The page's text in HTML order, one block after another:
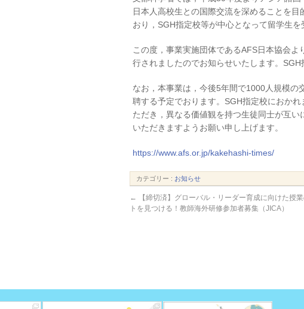
日本人高校生との国際交流を深めることを
おり，SGH指定校等が中心となって留学生を
この度，事業実施団体であるAFS日本協会
行されましたのでお知らせいたします。
なお，本事業は，今後5年間で1000人規模
聘する予定でおります。SGH指定校におか
ただき，異なる価値観を持つ生徒同士が互
いただきますようお願い申し上げます。
https://www.afs.or.jp/kakehashi-times/
カテゴリー : お知らせ
←
【締切済】グローバル・リーダー育成に向けた授
トを見つける！教師海外研修参加者募集（JICA）